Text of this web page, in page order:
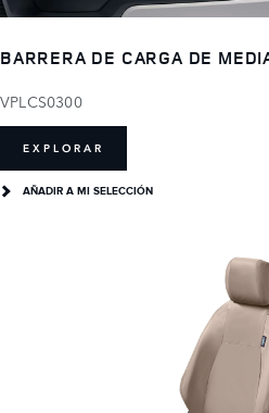
BARRERA DE CARGA DE
VPLCS0300
EXPLORAR
AÑADIR A MI SELECCIÓN